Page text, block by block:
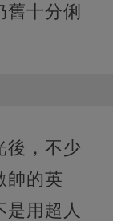
十分俐
後，不少
帥的英
用超人